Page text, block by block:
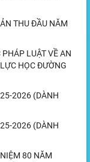
THU ĐẦU NĂM
LUẬT VỀ AN
HỌC ĐƯỜNG
2026 (DÀNH
2026 (DÀNH
80 NĂM